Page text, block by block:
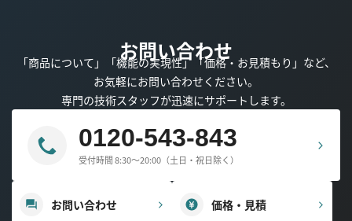
お問い合わせ
「商品について」「機能の実現性」「価格・お見積もり」など、
お気軽にお問い合わせください。
専門の技術スタッフが迅速にサポートします。
0120-543-843
受付時間 8:30～20:00（土日・祝日除く）
お問い合わせ 価格・見積